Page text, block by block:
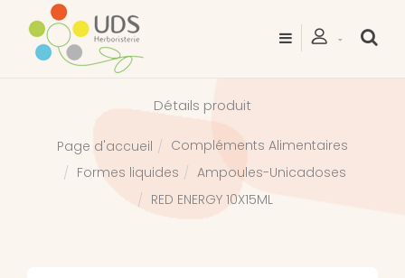
Détails produit
Page d'accueil
Compléments Alimentaires
Formes liquides
Ampoules-Unicadoses
RED ENERGY 10X15ML